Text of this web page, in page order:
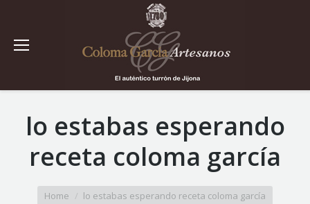
lo estabas esperando
receta coloma garcía
You are here:
Home lo estabas esperando receta coloma garcía